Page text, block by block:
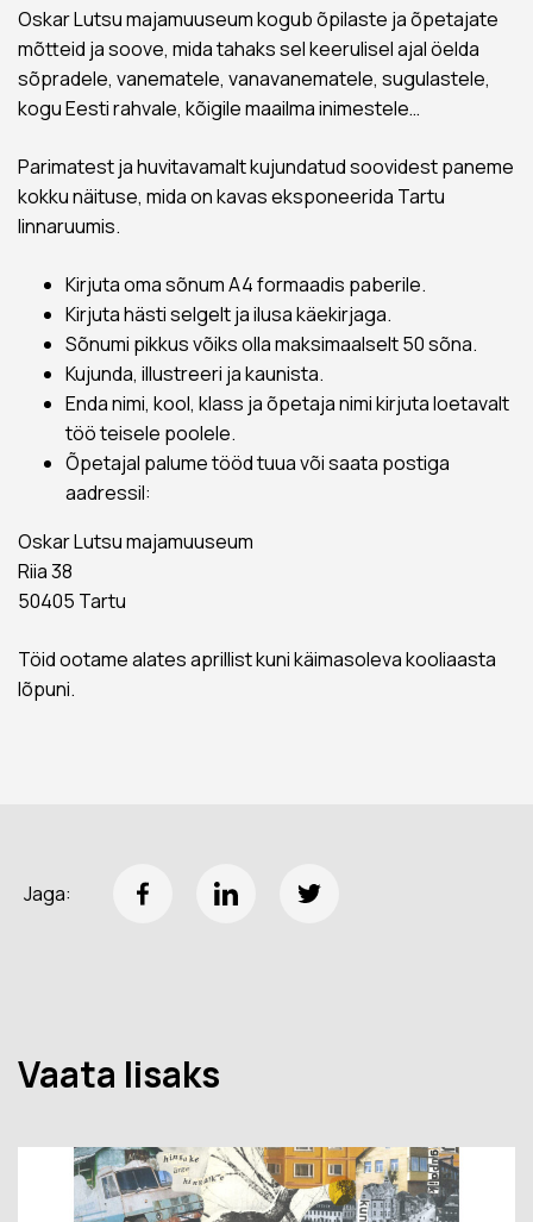
Oskar Lutsu majamuuseum kogub õpilaste ja õpetajate
mõtteid ja soove, mida tahaks sel keerulisel ajal öelda
sõpradele, vanematele, vanavanematele, sugulastele,
kogu Eesti rahvale, kõigile maailma inimestele…
Parimatest ja huvitavamalt kujundatud soovidest paneme
kokku näituse, mida on kavas eksponeerida Tartu
linnaruumis.
Kirjuta oma sõnum A4 formaadis paberile.
Kirjuta hästi selgelt ja ilusa käekirjaga.
Sõnumi pikkus võiks olla maksimaalselt 50 sõna.
Kujunda, illustreeri ja kaunista.
Enda nimi, kool, klass ja õpetaja nimi kirjuta loetavalt
töö teisele poolele.
Õpetajal palume tööd tuua või saata postiga
aadressil:
Oskar Lutsu majamuuseum
Riia 38
50405 Tartu
Töid ootame alates aprillist kuni käimasoleva kooliaasta
lõpuni.
Jaga:
Vaata lisaks